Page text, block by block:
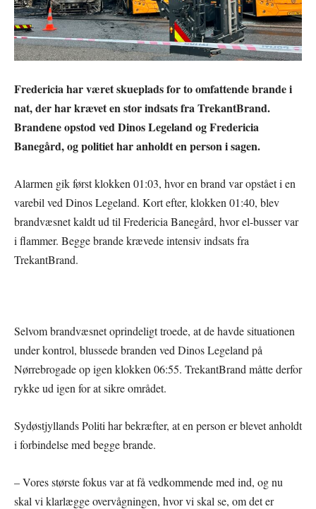
Fredericia har været skueplads for to omfattende brande i
nat, der har krævet en stor indsats fra TrekantBrand.
Brandene opstod ved Dinos Legeland og Fredericia
Banegård, og politiet har anholdt en person i sagen.
Alarmen gik først klokken 01:03, hvor en brand var opstået i en
varebil ved Dinos Legeland. Kort efter, klokken 01:40, blev
brandvæsnet kaldt ud til Fredericia Banegård, hvor el-busser var
i flammer. Begge brande krævede intensiv indsats fra
TrekantBrand.
Selvom brandvæsnet oprindeligt troede, at de havde situationen
under kontrol, blussede branden ved Dinos Legeland på
Nørrebrogade op igen klokken 06:55. TrekantBrand måtte derfor
rykke ud igen for at sikre området.
Sydøstjyllands Politi har bekræfter, at en person er blevet anholdt
i forbindelse med begge brande.
– Vores største fokus var at få vedkommende med ind, og nu
skal vi klarlægge overvågningen, hvor vi skal se, om det er